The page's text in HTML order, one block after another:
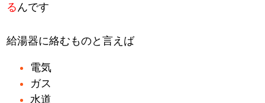
る んです
給湯器に絡むものと言えば
電気
ガス
水道